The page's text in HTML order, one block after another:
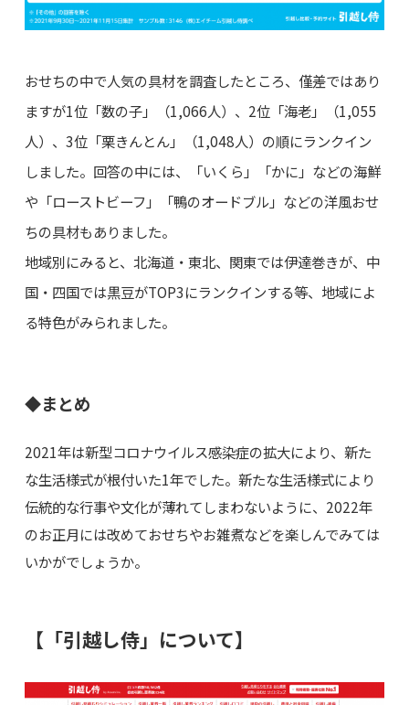
おせちの中で人気の具材を調査したところ、僅差ではあり
ますが1位「数の子」（1,066人）、2位「海老」（1,055
人）、3位「栗きんとん」（1,048人）の順にランクイン
しました。回答の中には、「いくら」「かに」などの海鮮
や「ローストビーフ」「鴨のオードブル」などの洋風おせ
ちの具材もありました。
地域別にみると、北海道・東北、関東では伊達巻きが、中
国・四国では黒豆がTOP3にランクインする等、地域によ
る特色がみられました。
◆まとめ
2021年は新型コロナウイルス感染症の拡大により、新た
な生活様式が根付いた1年でした。新たな生活様式により
伝統的な行事や文化が薄れてしまわないように、2022年
のお正月には改めておせちやお雑煮などを楽しんでみては
いかがでしょうか。
【「引越し侍」について】